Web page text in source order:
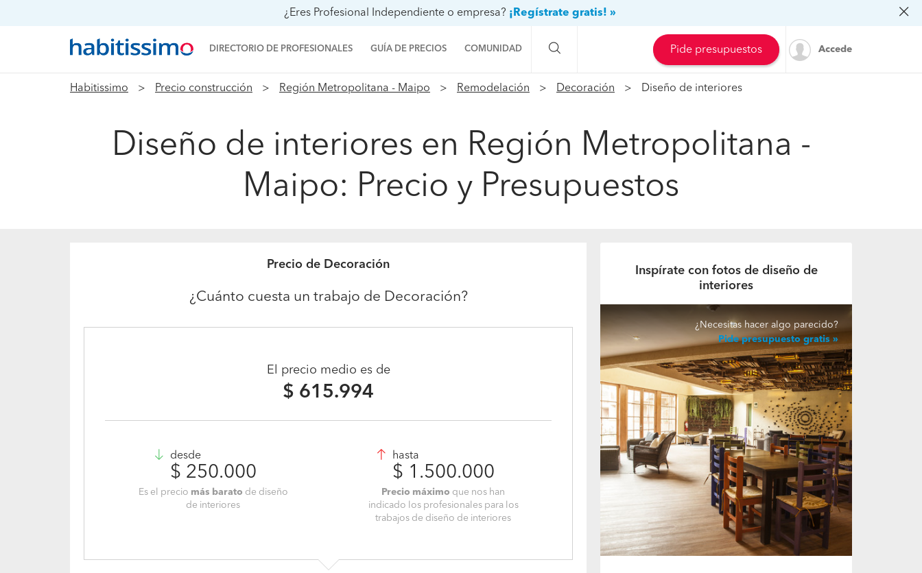
¿Eres Profesional Independiente o empresa? ¡Regístrate gratis! »
DIRECTORIO DE PROFESIONALES GUÍA DE PRECIOS COMUNIDAD
Preguntas a la comunidad
Galería de fotos
Procenter
Pide presupuestos Accede
Habitissimo Precio construcción Región Metropolitana - Maipo Remodelación Decoración Diseño de interiores
Diseño de interiores en Región Metropolitana -
Maipo: Precio y Presupuestos
Precio de Decoración
¿Cuánto cuesta un trabajo de Decoración?
El precio medio es de
$ 615.994
desde
$ 250.000
Es el precio más barato de diseño
de interiores
hasta
$ 1.500.000
Precio máximo que nos han
indicado los profesionales para los
trabajos de diseño de interiores
Inspírate con fotos de diseño de
interiores
¿Necesitas hacer algo parecido?
Pide presupuesto gratis